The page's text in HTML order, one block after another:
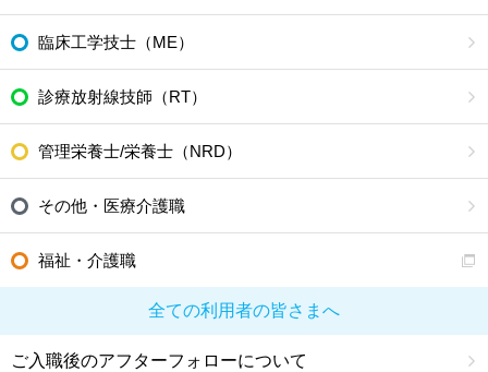
臨床工学技士（ME）
診療放射線技師（RT）
管理栄養士/栄養士（NRD）
その他・医療介護職
福祉・介護職
全ての利用者の皆さまへ
ご入職後のアフターフォローについて